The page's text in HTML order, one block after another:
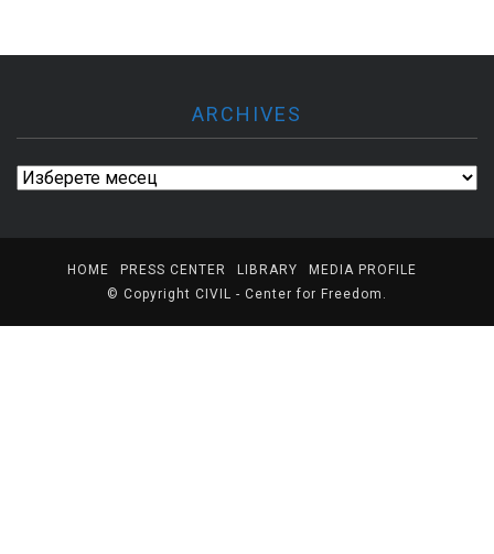
ARCHIVES
Archives
HOME PRESS CENTER LIBRARY
MEDIA PROFILE
© Copyright CIVIL - Center for Freedom .